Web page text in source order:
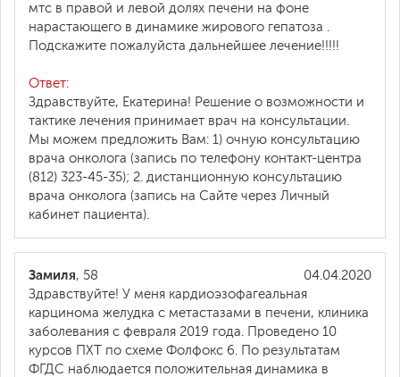
мтс в правой и левой долях печени на фоне
нарастающего в динамике жирового гепатоза .
Подскажите пожалуйста дальнейшее лечение!!!!!
Ответ:
Здравствуйте, Екатерина! Решение о возможности и
тактике лечения принимает врач на консультации.
Мы можем предложить Вам: 1) очную консультацию
врача онколога (запись по телефону контакт-центра
(812) 323-45-35); 2. дистанционную консультацию
врача онколога (запись на Сайте через Личный
кабинет пациента).
04.04.2020
Замиля, 58
Здравствуйте! У меня кардиоэзофагеальная
карцинома желудка с метастазами в печени, клиника
заболевания с февраля 2019 года. Проведено 10
курсов ПХТ по схеме Фолфокс 6. По результатам
ФГДС наблюдается положительная динамика в